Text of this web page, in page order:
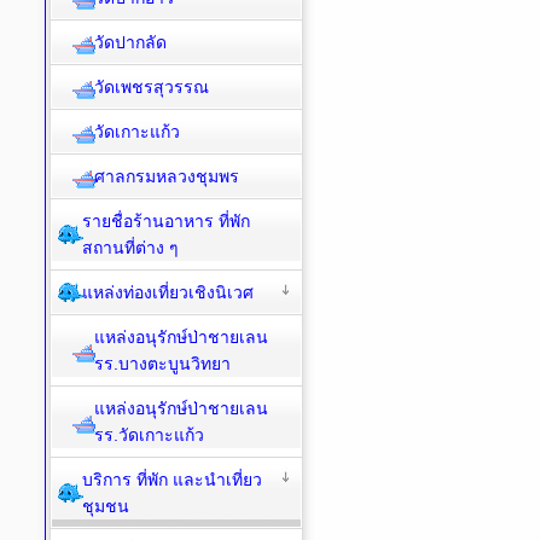
วัดปากลัด
วัดเพชรสุวรรณ
วัดเกาะแก้ว
ศาลกรมหลวงชุมพร
รายชื่อร้านอาหาร ที่พัก
สถานที่ต่าง ๆ
แหล่งท่องเที่ยวเชิงนิเวศ
แหล่งอนุรักษ์ป่าชายเลน
รร.บางตะบูนวิทยา
แหล่งอนุรักษ์ป่าชายเลน
รร.วัดเกาะแก้ว
บริการ ที่พัก และนำเที่ยว
ชุมชน